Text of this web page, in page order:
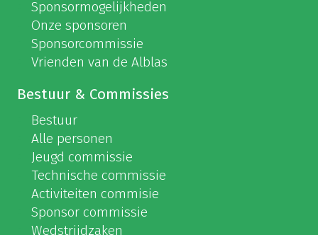
Sponsormogelijkheden
Onze sponsoren
Sponsorcommissie
Vrienden van de Alblas
Bestuur & Commissies
Bestuur
Alle personen
Jeugd commissie
Technische commissie
Activiteiten commisie
Sponsor commissie
Wedstrijdzaken